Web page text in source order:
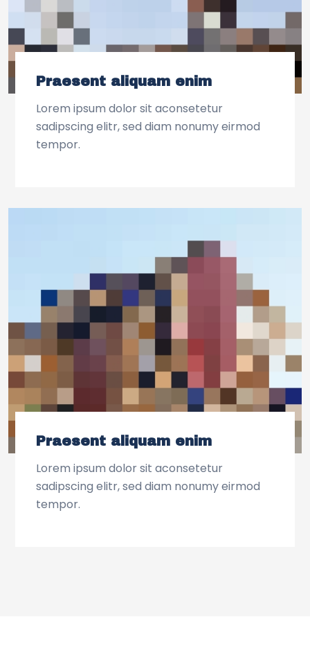
Praesent aliquam enim
Lorem ipsum dolor sit aconsetetur
sadipscing elitr, sed diam nonumy eirmod
tempor.
Praesent aliquam enim
Lorem ipsum dolor sit aconsetetur
sadipscing elitr, sed diam nonumy eirmod
tempor.